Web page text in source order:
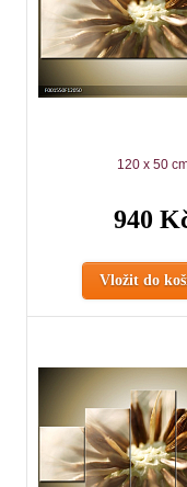
120 x 50
940
Vložit do